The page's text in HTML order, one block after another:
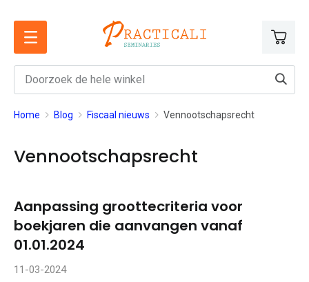
Ga
naar
inhoud
Home Blog Fiscaal nieuws Vennootschapsrecht
Vennootschapsrecht
Aanpassing groottecriteria voor
boekjaren die aanvangen vanaf
01.01.2024
11-03-2024